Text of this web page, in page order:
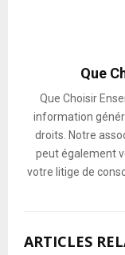
Que
Que Choisir
information
droits. Notre
peut également
votre litige de
ARTICLES